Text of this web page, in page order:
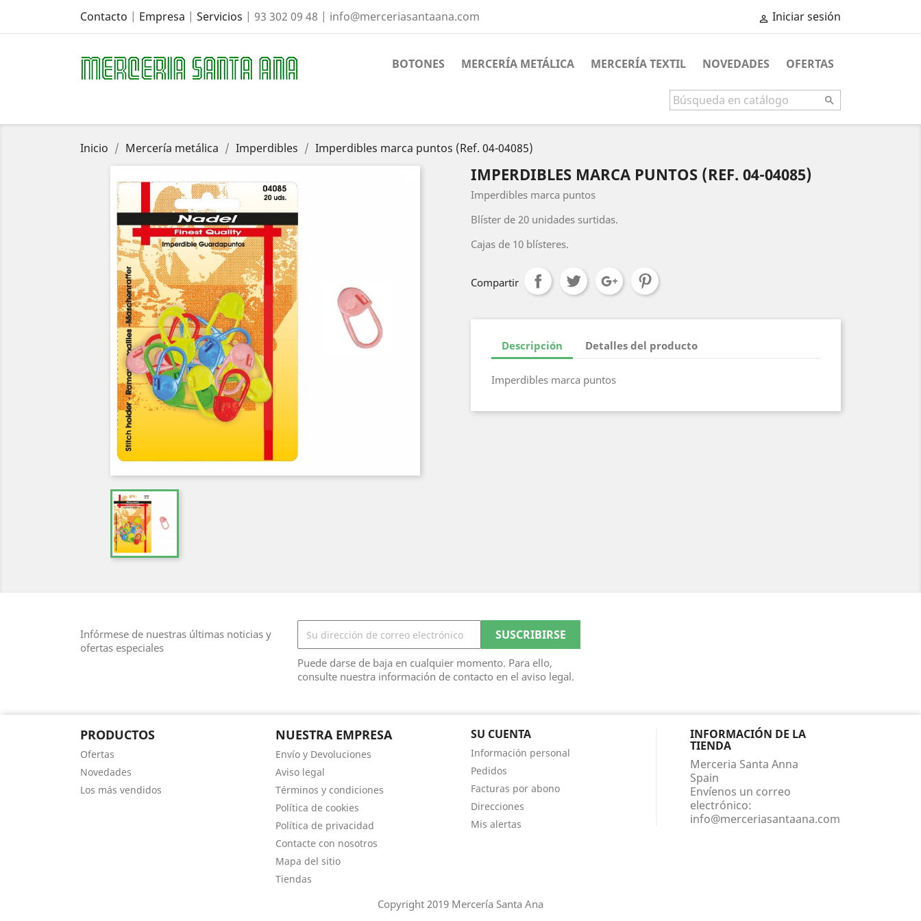
Contacto | Empresa | Servicios | 93 302 09 48 | info@merceriasantaana.com  Iniciar sesión
BOTONES MERCERÍA METÁLICA MERCERÍA TEXTIL NOVEDADES OFERTAS

Inicio Mercería metálica Imperdibles Imperdibles marca puntos (Ref. 04-04085)
IMPERDIBLES MARCA PUNTOS (REF. 04-04085)
Imperdibles marca puntos
Blíster de 20 unidades surtidas.
Cajas de 10 blísteres.
Compartir
Descripción Detalles del producto
Imperdibles marca puntos
Infórmese de nuestras últimas noticias y
ofertas especiales
Puede darse de baja en cualquier momento. Para ello,
consulte nuestra información de contacto en el aviso legal.
PRODUCTOS
Ofertas
Novedades
Los más vendidos
NUESTRA EMPRESA
Envío y Devoluciones
Aviso legal
Términos y condiciones
Política de cookies
Política de privacidad
Contacte con nosotros
Mapa del sitio
Tiendas
SU CUENTA
Información personal
Pedidos
Facturas por abono
Direcciones
Mis alertas
INFORMACIÓN DE LA
TIENDA
Merceria Santa Anna
Spain
Envíenos un correo
electrónico:
info@merceriasantaana.com
Copyright 2019 Mercería Santa Ana